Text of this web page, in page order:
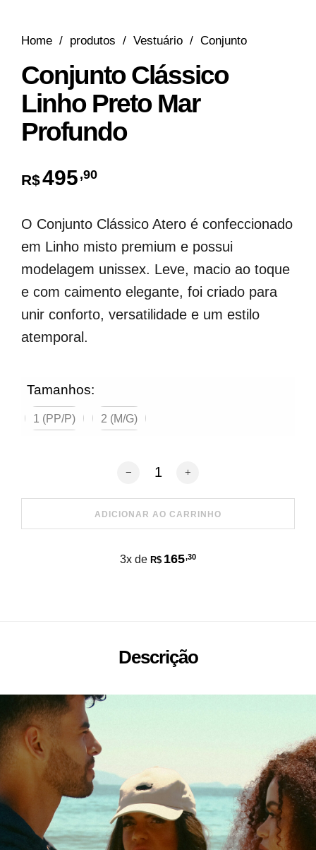
Home / produtos / Vestuário / Conjunto
Conjunto Clássico
Linho Preto Mar
Profundo
R$495 ,90
O Conjunto Clássico Atero é confeccionado
em Linho misto premium e possui
modelagem unissex. Leve, macio ao toque
e com caimento elegante, foi criado para
unir conforto, versatilidade e um estilo
atemporal.
Tamanhos:
1 (PP/P) 2 (M/G)
Conjunto Clássico Linho Preto Mar
ADICIONAR AO CARRINHO
3x de R$ 165,30
Descrição